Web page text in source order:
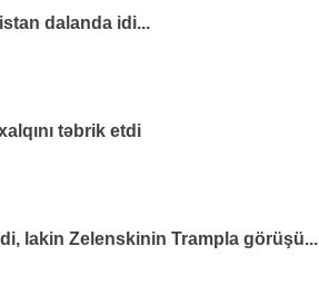
dalanda idi...
təbrik etdi
lakin Zelenskinin Trampla görüşü...